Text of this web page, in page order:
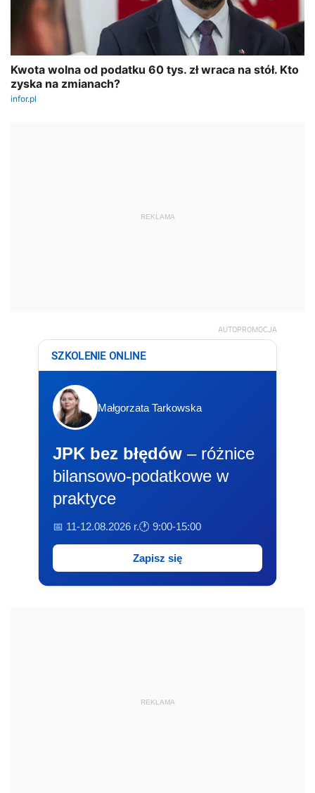
REKLAMA
AUTOPROMOCJA
SZKOLENIE ONLINE
Małgorzata Tarkowska
JPK bez błędów – różnice
bilansowo-podatkowe w
praktyce
📅 11-12.08.2026 r.🕐 9:00-15:00
Zapisz się
REKLAMA